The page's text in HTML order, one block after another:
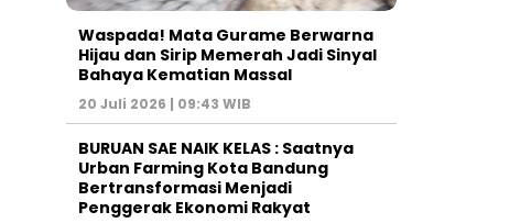
Waspada! Mata Gurame Berwarna
Hijau dan Sirip Memerah Jadi Sinyal
Bahaya Kematian Massal
20 Juli 2026 | 09:43 WIB
BURUAN SAE NAIK KELAS : Saatnya
Urban Farming Kota Bandung
Bertransformasi Menjadi
Penggerak Ekonomi Rakyat